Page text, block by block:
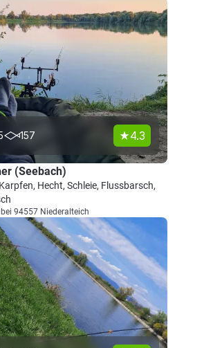
157 4.3
(Seebach)
Hecht, Schleie, Flussbarsch,
bei 94557 Niederalteich